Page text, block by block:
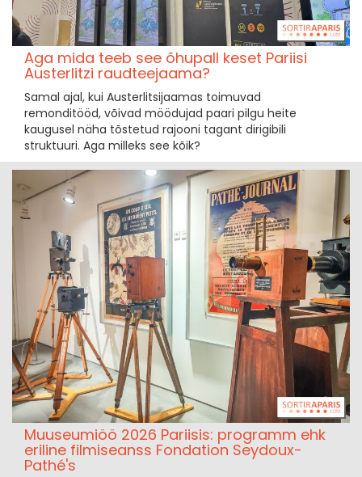
Aga mida teeb see õhupall keset Pariisi
Austerlitzi raudteejaama?
Samal ajal, kui Austerlitsijaamas toimuvad
remonditööd, võivad möödujad paari pilgu heite
kaugusel näha tõstetud rajooni tagant dirigibili
struktuuri. Aga milleks see kõik?
Muuseumiöö 2026 Pariisis: programm ehk
eriline filmiseanss Fondation Seydoux-
Pathé's